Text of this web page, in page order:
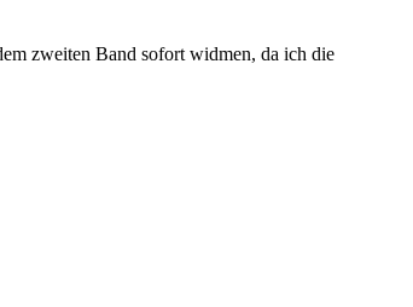
zweiten Band sofort widmen, da ich die